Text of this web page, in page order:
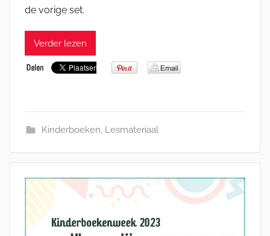
de vorige set.
Verder lezen
Kinderboeken, Lesmateriaal